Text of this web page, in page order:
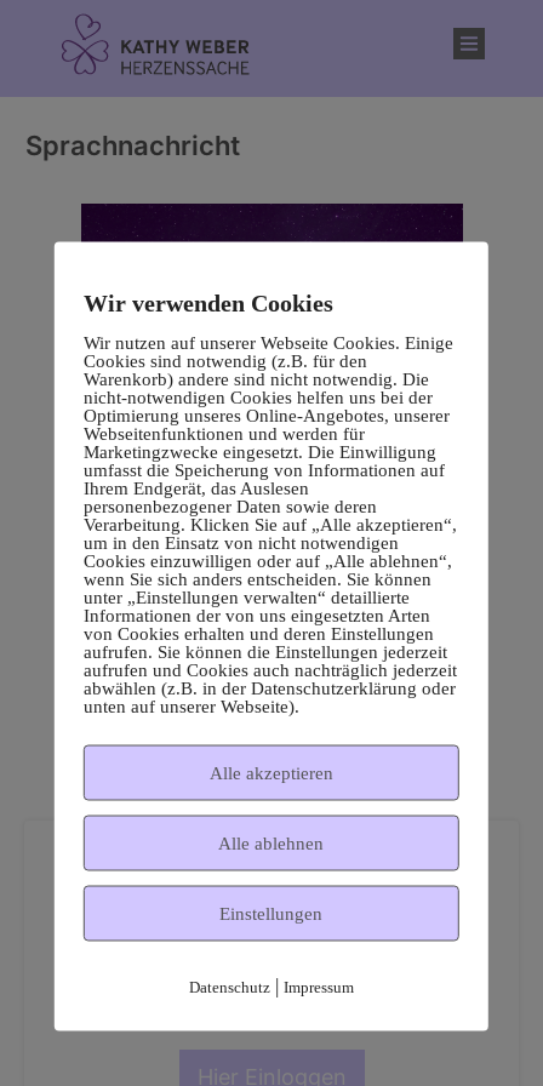
Sprachnachricht
Dies ist ein geschützter
Mitgliederbereich!
Hier Einloggen
Wir verwenden Cookies
Wir nutzen auf unserer Webseite Cookies. Einige
Cookies sind notwendig (z.B. für den
Warenkorb) andere sind nicht notwendig. Die
nicht-notwendigen Cookies helfen uns bei der
Optimierung unseres Online-Angebotes, unserer
Webseitenfunktionen und werden für
Marketingzwecke eingesetzt. Die Einwilligung
umfasst die Speicherung von Informationen auf
Ihrem Endgerät, das Auslesen
personenbezogener Daten sowie deren
Verarbeitung. Klicken Sie auf „Alle akzeptieren“,
um in den Einsatz von nicht notwendigen
Cookies einzuwilligen oder auf „Alle ablehnen“,
wenn Sie sich anders entscheiden. Sie können
unter „Einstellungen verwalten“ detaillierte
Informationen der von uns eingesetzten Arten
von Cookies erhalten und deren Einstellungen
aufrufen. Sie können die Einstellungen jederzeit
aufrufen und Cookies auch nachträglich jederzeit
abwählen (z.B. in der Datenschutzerklärung oder
unten auf unserer Webseite).
Alle akzeptieren
Alle ablehnen
Einstellungen
Datenschutz| Impressum